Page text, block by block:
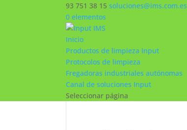
93 751 38 15 soluciones@ims.com.es
0 elementos
Inicio
Productos de limpieza Input
Protocolos de limpieza
Fregadoras industriales autónomas
Canal de soluciones Input
Seleccionar página